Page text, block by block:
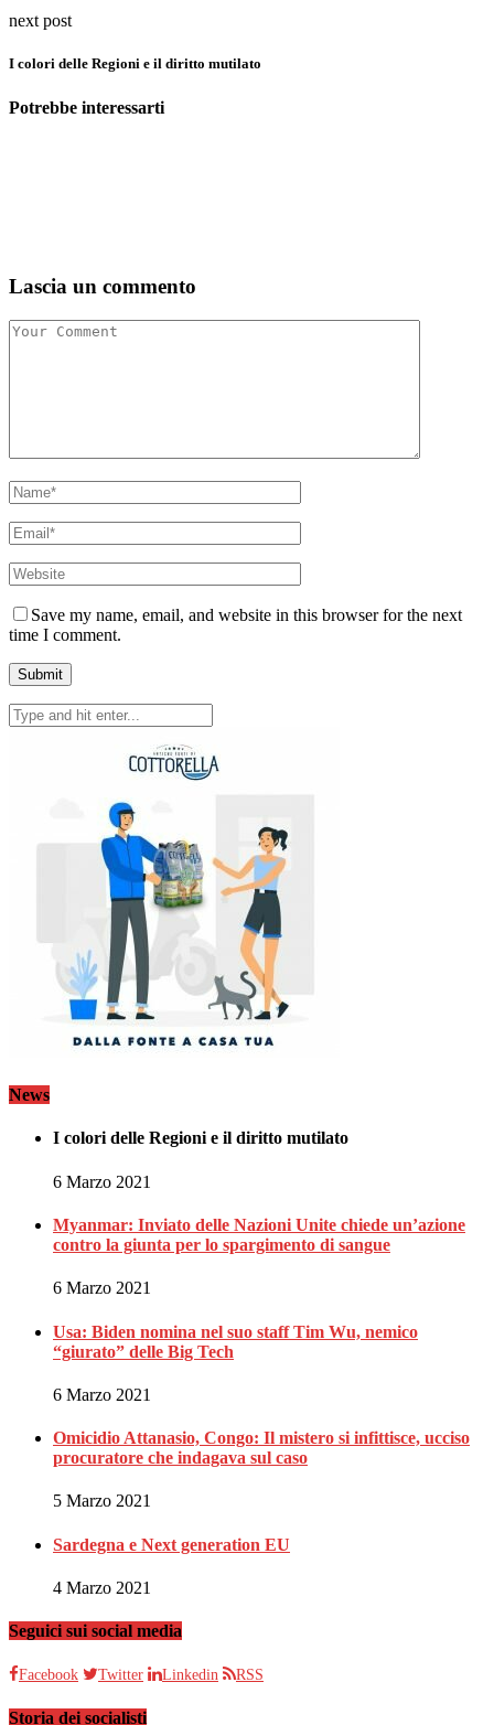
next post
I colori delle Regioni e il diritto mutilato
Potrebbe interessarti
Lascia un commento
Save my name, email, and website in this browser for the next
time I comment.
News
I colori delle Regioni e il diritto mutilato
6 Marzo 2021
Myanmar: Inviato delle Nazioni Unite chiede un’azione
contro la giunta per lo spargimento di sangue
6 Marzo 2021
Usa: Biden nomina nel suo staff Tim Wu, nemico
“giurato” delle Big Tech
6 Marzo 2021
Omicidio Attanasio, Congo: Il mistero si infittisce, ucciso
procuratore che indagava sul caso
5 Marzo 2021
Sardegna e Next generation EU
4 Marzo 2021
Seguici sui social media
Facebook Twitter Linkedin RSS
Storia dei socialisti